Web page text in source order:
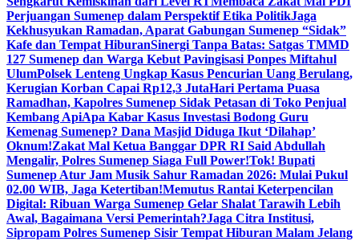
Perjuangan Sumenep dalam Perspektif Etika PolitikJaga
Kekhusyukan Ramadan, Aparat Gabungan Sumenep “Sidak”
Kafe dan Tempat HiburanSinergi Tanpa Batas: Satgas TMMD
127 Sumenep dan Warga Kebut Pavingisasi Ponpes Miftahul
UlumPolsek Lenteng Ungkap Kasus Pencurian Uang Berulang,
Kerugian Korban Capai Rp12,3 JutaHari Pertama Puasa
Ramadhan, Kapolres Sumenep Sidak Petasan di Toko Penjual
Kembang ApiApa Kabar Kasus Investasi Bodong Guru
Kemenag Sumenep? Dana Masjid Diduga Ikut ‘Dilahap’
Oknum!Zakat Mal Ketua Banggar DPR RI Said Abdullah
Mengalir, Polres Sumenep Siaga Full Power!Tok! Bupati
Sumenep Atur Jam Musik Sahur Ramadan 2026: Mulai Pukul
02.00 WIB, Jaga Ketertiban!Memutus Rantai Keterpencilan
Digital: Ribuan Warga Sumenep Gelar Shalat Tarawih Lebih
Awal, Bagaimana Versi Pemerintah?Jaga Citra Institusi,
Sipropam Polres Sumenep Sisir Tempat Hiburan Malam Jelang